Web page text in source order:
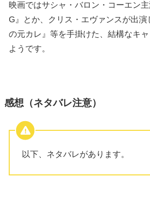
映画ではサシャ・バロン・コーエン主
G』とか、クリス・エヴァンスが出演
の元カレ』等を手掛けた、結構なキ
ようです。
感想（ネタバレ注意）
以下、ネタバレがあります。